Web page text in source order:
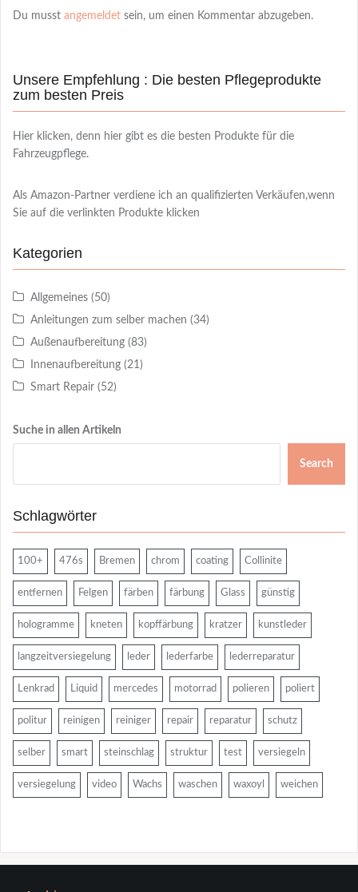
Du musst angemeldet sein, um einen Kommentar abzugeben.
Unsere Empfehlung : Die besten Pflegeprodukte
zum besten Preis
Hier klicken, denn hier gibt es die besten Produkte für die
Fahrzeugpflege.
Als Amazon-Partner verdiene ich an qualifizierten Verkäufen,wenn
Sie auf die verlinkten Produkte klicken
Kategorien
Allgemeines (50)
Anleitungen zum selber machen (34)
Außenaufbereitung (83)
Innenaufbereitung (21)
Smart Repair (52)
Suche in allen Artikeln
Search
Schlagwörter
100+ 476s Bremen chrom coating Collinite
entfernen Felgen färben färbung Glass günstig
hologramme kneten kopffärbung kratzer kunstleder
langzeitversiegelung leder lederfarbe lederreparatur
Lenkrad Liquid mercedes motorrad polieren poliert
politur reinigen reiniger repair reparatur schutz
selber smart steinschlag struktur test versiegeln
versiegelung video Wachs waschen waxoyl weichen